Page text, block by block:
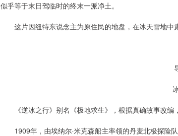
似乎等于末日驾临时的终末一派净土。
这片因纽特东说念主为原住民的地盘，在冰天雪地中
《逆冰之行》别名《极地求生》，根据真确故事改编
1909年，由埃纳尔·米克森船主率领的丹麦北极探险